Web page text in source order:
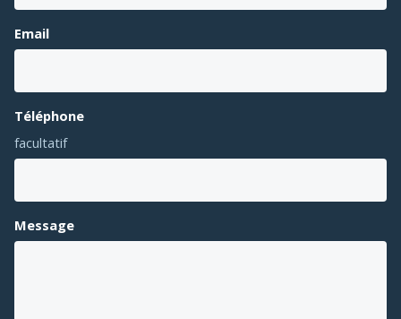
Email
Téléphone
facultatif
Message